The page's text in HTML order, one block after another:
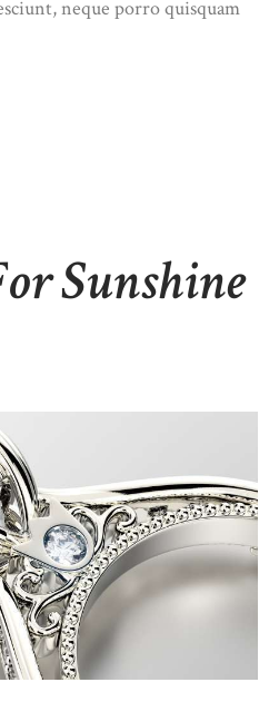
neque porro quisquam
Sunshine